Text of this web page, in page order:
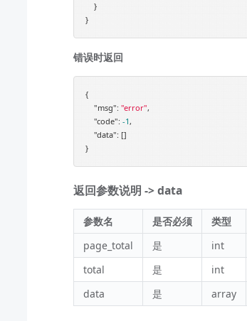
    }
}
错误时返回
{
"msg": "error",
"code": -1,
"data": []
}
返回参数说明 -> data
参数名 是否必须 类型
page_total
是 int
total
是 int
data
是 array